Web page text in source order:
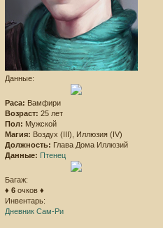
Данные:
Раса: Вамфири
Возраст: 25 лет
Пол: Мужской
Магия: Воздух (III), Иллюзия (IV)
Должность: Глава Дома Иллюзий
Данные: Птенец
Багаж:
♦ 6 очков ♦
Инвентарь:
Дневник Сам-Ри